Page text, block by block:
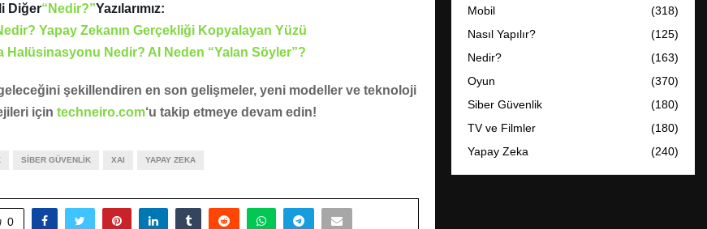
Diğer“Nedir?”Yazılarımız:
Yapay Zekanın Gerçekliği Kopyalayan Yüzü
Halüsinasyonu Nedir? AI Neden “Yalan Söyler”?
şekillendiren en son gelişmeler, yeni modeller ve teknoloji
için techneiro.com‘u takip etmeye devam edin!
SIBER GÜVENLIK XAI YAPAY ZEKA
0
Mobil
(318)
Nasıl Yapılır?
(125)
Nedir?
(163)
Oyun
(370)
Siber Güvenlik
(180)
TV ve Filmler
(180)
Yapay Zeka
(240)